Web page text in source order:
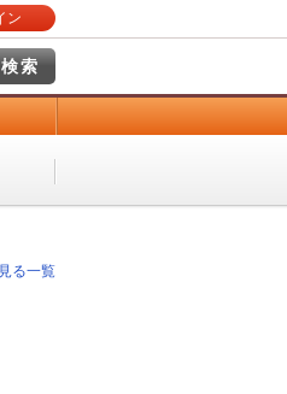
ン
る一覧